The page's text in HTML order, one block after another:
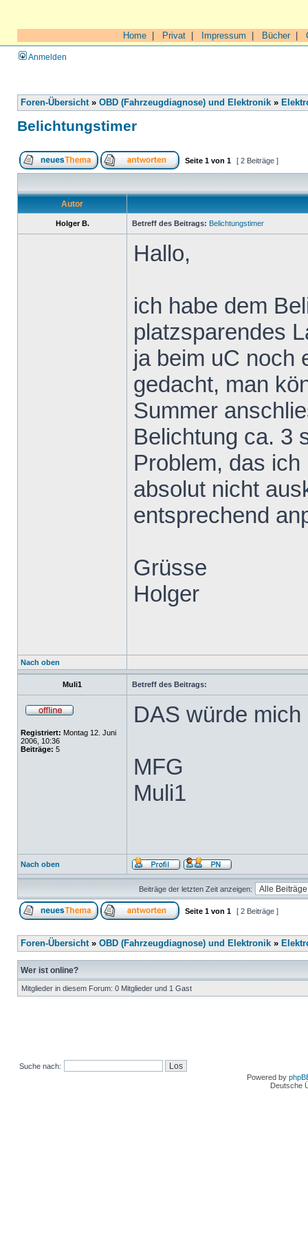
Home Privat Impressum Bücher|
Anmelden
Foren-Übersicht» OBD (Fahrzeugdiagnose) und Elektronik »
Belichtungstimer
Seite 1 von 1 [ 2 Beiträge ]
Autor
Holger B. Betreff des Beitrags: Belichtungstimer
Hallo,
ich habe dem
platzsparendes
ja beim uC noch
gedacht, man
Summer
Belichtung ca. 3
Problem, das
absolut nicht
entsprechend
Grüsse
Holger
Nach oben
Muli1 Betreff des Beitrags:
Registriert: Montag 12. Juni
2006, 10:36
Beiträge: 5
DAS würde
MFG
Muli1
Nach oben
Beiträge der letzten Zeit anzeigen:
Seite 1 von 1 [ 2 Beiträge ]
Foren-Übersicht» OBD (Fahrzeugdiagnose) und Elektronik »
Wer ist online?
Mitglieder in diesem Forum: 0 Mitglieder und 1 Gast
Suche nach:
Powered by
Deutsche